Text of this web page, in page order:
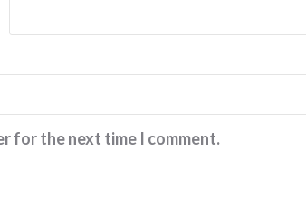
for the next time I comment.